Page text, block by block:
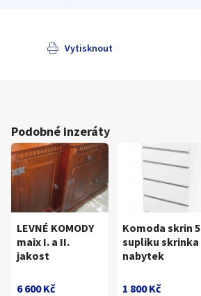
Vytisknout
Podobné inzeráty
LEVNÉ KOMODY
maix I. a II.
jakost
6 600 Kč
Komoda skrin 5
supliku skrinka
nabytek
1 800 Kč